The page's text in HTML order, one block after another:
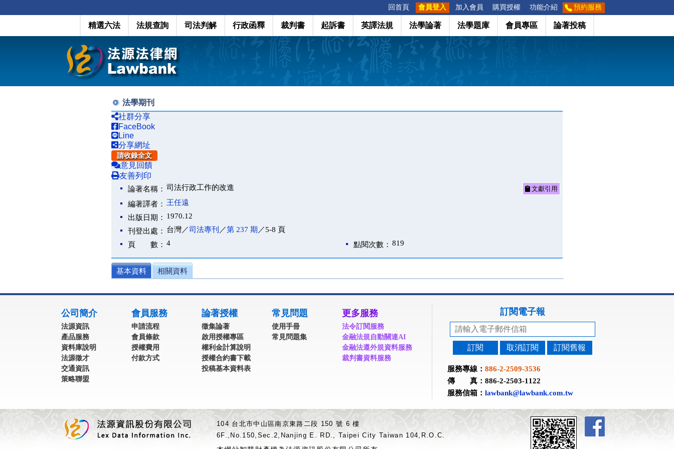
回首頁 會員登入 加入會員 購買授權 功能介紹 預約服務
精選六法 法規查詢 司法判解 行政函釋 裁判書 起訴書 英譯法規 法學論著 法學題庫 會員專區 論著投稿
法學期刊
社群分享
FaceBook
Line
分享網址
請收錄全文
意見回饋
友善列印
論著名稱： 司法行政工作的改進 文獻引用
編著譯者： 王任遠
出版日期： 1970.12
刊登出處： 台灣／司法專刊 ／第 237 期 ／5-8 頁
頁 數： 4 點閱次數： 819
基本資料 相關資料
公司簡介
法源資訊
產品服務
資料庫說明
法源徵才
交通資訊
策略聯盟
會員服務
申請流程
會員條款
授權費用
付款方式
論著授權
徵集論著
啟用授權專區
權利金計算說明
授權合約書下載
投稿基本資料表
常見問題
使用手冊
常見問題集
更多服務
法令訂閱服務
金融法規自動關連AI
金融法遵外規資料服務
裁判書資料服務
訂閱電子報
訂閱 取消訂閱 訂閱舊報
服務專線： 886-2-2509-3536
傳 真：886-2-2503-1122
服務信箱： lawbank@lawbank.com.tw
104 台北市中山區南京東路二段 150 號 6 樓
6F.,No.150,Sec.2,Nanjing E. RD., Taipei City Taiwan 104,R.O.C.